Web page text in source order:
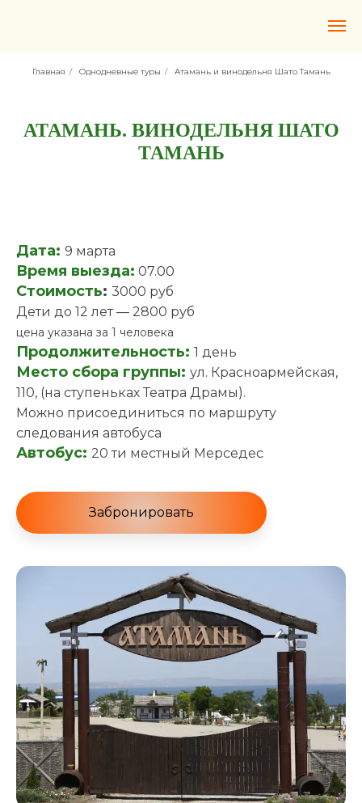
Главная / Однодневные туры / Атамань и винодельня Шато Тамань
АТАМАНЬ. ВИНОДЕЛЬНЯ ШАТО
ТАМАНЬ
Дата: 9 марта
Время выезда: 07.00
Стоимость: 3000 руб
Дети до 12 лет — 2800 руб
цена указана за 1 человека
Продолжительность: 1 день
Место сбора группы: ул. Красноармейская,
110, (на ступеньках Театра Драмы).
Можно присоединиться по маршруту
следования автобуса
Автобус: 20 ти местный Мерседес
Забронировать